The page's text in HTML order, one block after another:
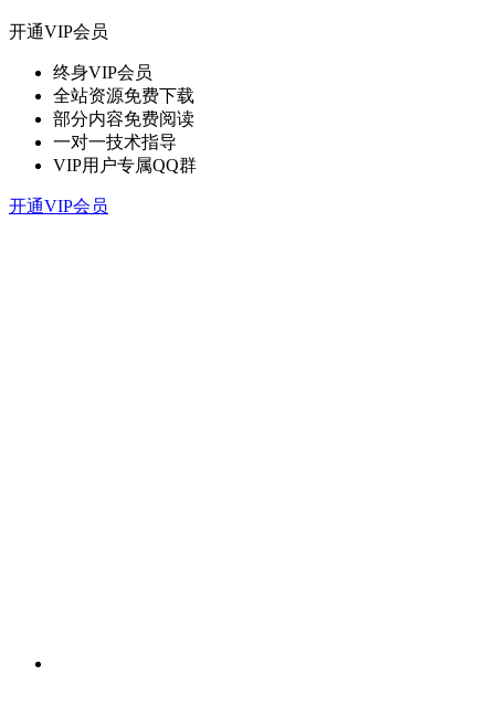
开通VIP会员
终身VIP会员
全站资源免费下载
部分内容免费阅读
一对一技术指导
VIP用户专属QQ群
开通VIP会员